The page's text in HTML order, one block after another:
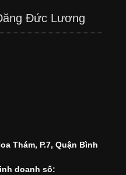
Đức Lương
Thám, P.7, Quận Bình
doanh số: